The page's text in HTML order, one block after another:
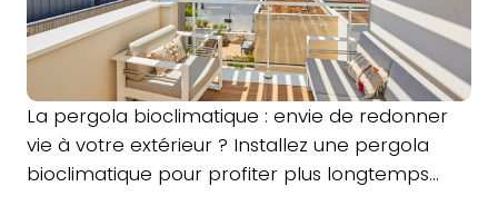
La pergola bioclimatique : envie de redonner
vie à votre extérieur ? Installez une pergola
bioclimatique pour profiter plus longtemps…